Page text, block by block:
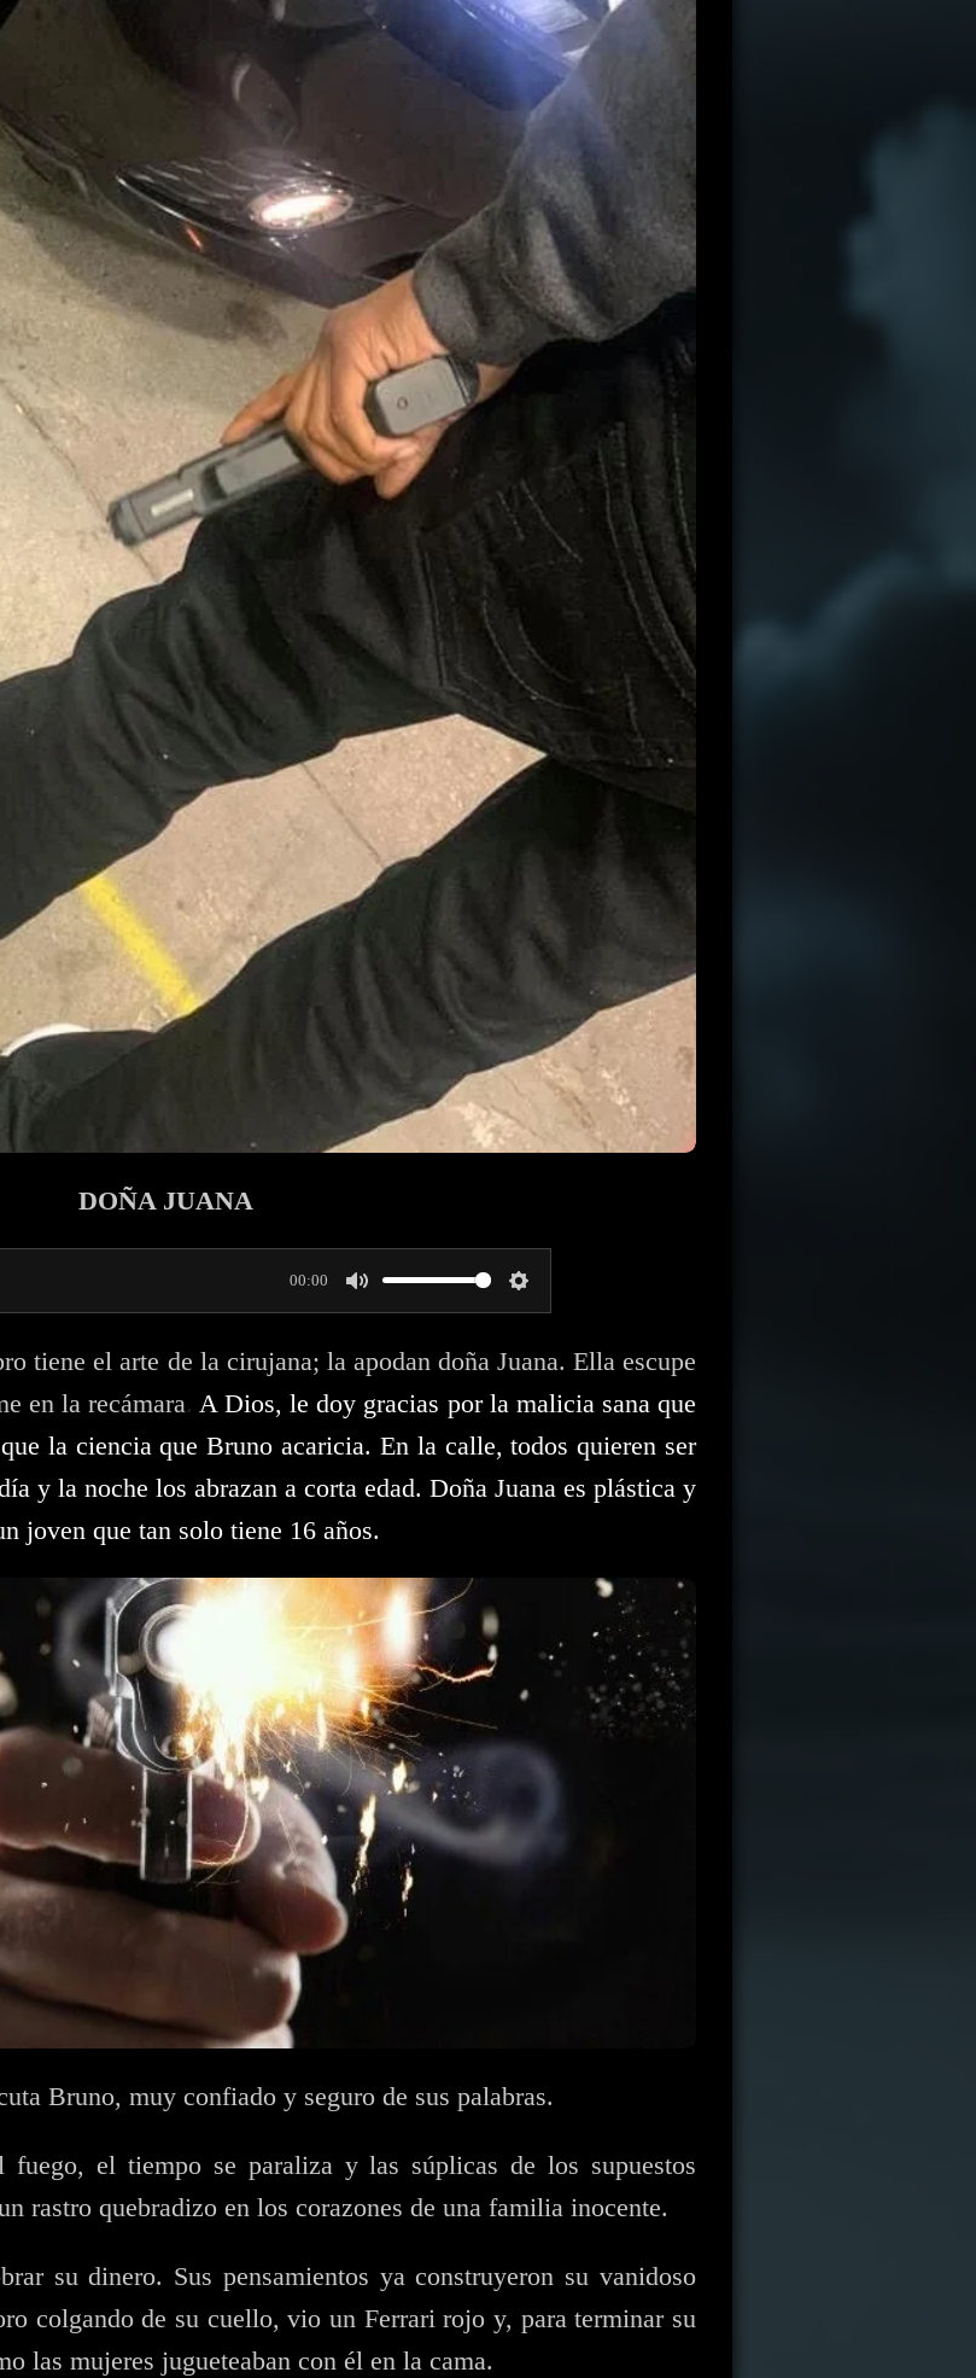
DOÑA JUANA
00:00
M
u
e
S
e
t
t
i
tiene el arte de la cirujana; la apodan doña Juana. Ella escupe
en la recámara. A Dios, le doy gracias por la malicia sana que
la ciencia que Bruno acaricia. En la calle, todos quieren ser
y la noche los abrazan a corta edad. Doña Juana es plástica y
joven que tan solo tiene 16 años.
Bruno, muy confiado y seguro de sus palabras.
fuego, el tiempo se paraliza y las súplicas de los supuestos
rastro quebradizo en los corazones de una familia inocente.
su dinero. Sus pensamientos ya construyeron su vanidoso
colgando de su cuello, vio un Ferrari rojo y, para terminar su
las mujeres jugueteaban con él en la cama.